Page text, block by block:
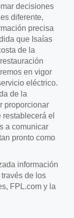
decisiones
diferente,
precisa
que Isaías
de la
en vigor
eléctrico.
de la
proporcionar
el
a comunicar
pronto como
información
de los
FPL.com y la